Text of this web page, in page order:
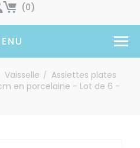
(0)
Vaisselle / Assiettes plates
en porcelaine - Lot de 6 -